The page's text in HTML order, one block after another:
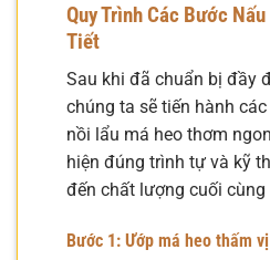
Quy Trình Các Bước
Tiết
Sau khi đã chuẩn bị đầy
chúng ta sẽ tiến hành
nồi lẩu má heo thơm
hiện đúng trình tự và kỹ
đến chất lượng cuối cùng
Bước 1: Ướp má heo thấm vị